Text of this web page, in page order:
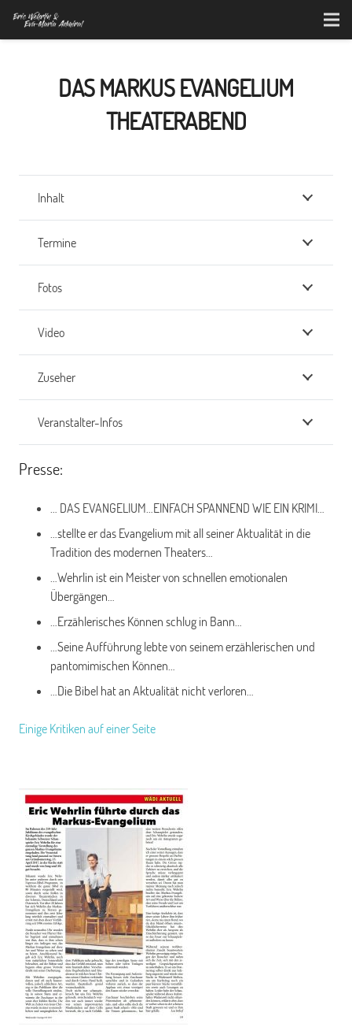
DAS MARKUS EVANGELIUM
THEATERABEND
Inhalt
Termine
Fotos
Video
Zuseher
Veranstalter-Infos
Presse:
… DAS EVANGELIUM…EINFACH SPANNEND WIE EIN KRIMI…
…stellte er das Evangelium mit all seiner Aktualität in die
Tradition des modernen Theaters…
…Wehrlin ist ein Meister von schnellen emotionalen
Übergängen…
…Erzählerisches Können schlug in Bann…
…Seine Aufführung lebte von seinem erzählerischen und
pantomimischen Können…
…Die Bibel hat an Aktualität nicht verloren…
Einige Kritiken auf einer Seite